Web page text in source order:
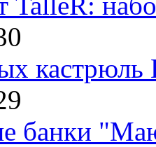
кастрюль
банки